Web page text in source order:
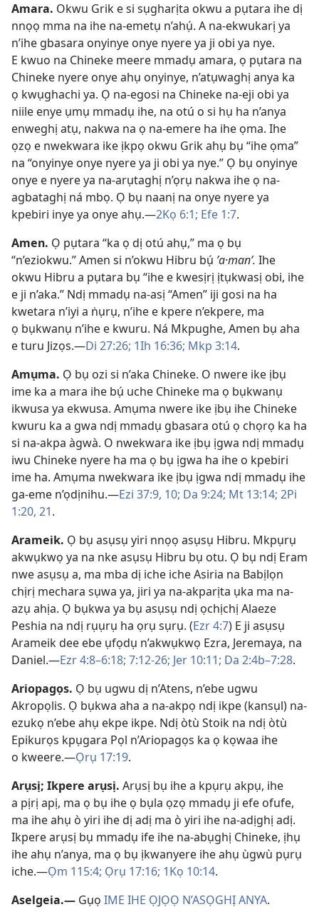
Amara. Okwu Grik e si sụgharịta okwu a pụtara ihe dị
nnọọ mma na ihe na-emetụ n’ahụ́. A na-ekwukarị ya
n’ihe gbasara onyinye onye nyere ya ji obi ya nye.
E kwuo na Chineke meere mmadụ amara, ọ pụtara na
Chineke nyere onye ahụ onyinye, n’atụwaghị anya ka
ọ kwụghachi ya. Ọ na-egosi na Chineke na-eji obi ya
niile enye ụmụ mmadụ ihe, na otú o si hụ ha n’anya
enweghị atụ, nakwa na ọ na-emere ha ihe ọma. Ihe
ọzọ e nwekwara ike ịkpọ okwu Grik ahụ bụ “ihe ọma”
na “onyinye onye nyere ya ji obi ya nye.” Ọ bụ onyinye
onye e nyere ya na-arụtaghị n’ọrụ nakwa ihe ọ na-
agbataghị ná mbọ. Ọ bụ naanị na onye nyere ya
kpebiri inye ya onye ahụ.​—2Kọ 6:1; Efe 1:7.
Amen. Ọ pụtara “ka ọ dị otú ahụ,” ma ọ bụ
“n’eziokwu.” Amen si n’okwu Hibru bụ́ ʼa·manʹ. Ihe
okwu Hibru a pụtara bụ “ihe e kwesịrị ịtụkwasị obi, ihe
e ji n’aka.” Ndị mmadụ na-asị “Amen” iji gosi na ha
kwetara n’iyi a ṅụrụ, n’ihe e kpere n’ekpere, ma
ọ bụkwanụ n’ihe e kwuru. Ná Mkpughe, Amen bụ aha
e turu Jizọs.​—Di 27:26; 1Ih 16:36; Mkp 3:​14.
Amụma. Ọ bụ ozi si n’aka Chineke. O nwere ike ịbụ
ime ka a mara ihe bụ́ uche Chineke ma ọ bụkwanụ
ikwusa ya ekwusa. Amụma nwere ike ịbụ ihe Chineke
kwuru ka a gwa ndị mmadụ gbasara otú ọ chọrọ ka ha
si na-akpa àgwà. O nwekwara ike ịbụ ịgwa ndị mmadụ
iwu Chineke nyere ha ma ọ bụ ịgwa ha ihe o kpebiri
ime ha. Amụma nwekwara ike ịbụ ịgwa ndị mmadụ ihe
ga-eme n’ọdịnihu.​—Ezi 37:​9, 10; Da 9:​24; Mt 13:14; 2Pi
1:​20, 21.
Arameik. Ọ bụ asụsụ yiri nnọọ asụsụ Hibru. Mkpụrụ
akwụkwọ ya na nke asụsụ Hibru bụ otu. Ọ bụ ndị Eram
nwe asụsụ a, ma mba dị iche iche Asiria na Babịlọn
chịrị mechara sụwa ya, jiri ya na-akparịta ụka ma na-
azụ ahịa. Ọ bụkwa ya bụ asụsụ ndị ọchịchị Alaeze
Peshia na ndị rụụrụ ha ọrụ sụrụ. (Ezr 4:7) E ji asụsụ
Arameik dee ebe ụfọdụ n’akwụkwọ Ezra, Jeremaya, na
Daniel.​—Ezr 4:8–​6:​18; 7:​12-​26; Jer 10:11; Da 2:4b–7:​28.
Ariopagọs. Ọ bụ ugwu dị n’Atens, n’ebe ugwu
Akropọlis. Ọ bụkwa aha a na-akpọ ndị ikpe (kansụl) na-
ezukọ n’ebe ahụ ekpe ikpe. Ndị òtù Stoik na ndị òtù
Epikurọs kpụgara Pọl n’Ariopagọs ka ọ kọwaa ihe
o kweere.​—Ọrụ 17:19.
Arụsị; Ikpere arụsị. Arụsị bụ ihe a kpụrụ akpụ, ihe
a pịrị apị, ma ọ bụ ihe ọ bụla ọzọ mmadụ ji efe ofufe,
ma ihe ahụ ò yiri ihe dị adị ma ò yiri ihe na-adịghị adị.
Ikpere arụsị bụ mmadụ ife ihe na-abụghị Chineke, ịhụ
ihe ahụ n’anya, ma ọ bụ ịkwanyere ihe ahụ ùgwù pụrụ
iche.​—Ọm 115:4; Ọrụ 17:16; 1Kọ 10:14.
Aselgeia.​— Gụọ IME IHE ỌJỌỌ N’ASỌGHỊ ANYA.